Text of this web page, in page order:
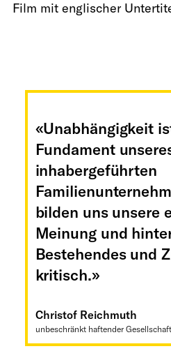
Film mit englischer
«Unabhängigkeit
Fundament
inhabergeführten
bilden uns unsere
Meinung und
Bestehendes und
kritisch.»
Christof Reichmuth
unbeschränkt haftender